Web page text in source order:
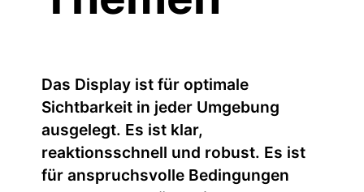
Das Display ist für optimale
Sichtbarkeit in jeder Umgebung
ausgelegt. Es ist klar,
reaktionsschnell und robust. Es ist
für anspruchsvolle Bedingungen